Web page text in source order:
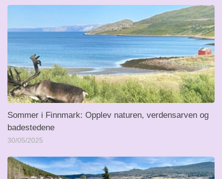
Sommer i Finnmark: Opplev naturen, verdensarven og
badestedene
30/05/2025